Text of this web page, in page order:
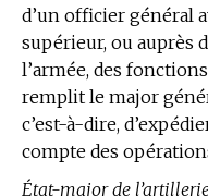
d’un officier général
supérieur, ou auprès
l’armée, des
remplit le major
c’est-à-dire,
compte des
État-major de